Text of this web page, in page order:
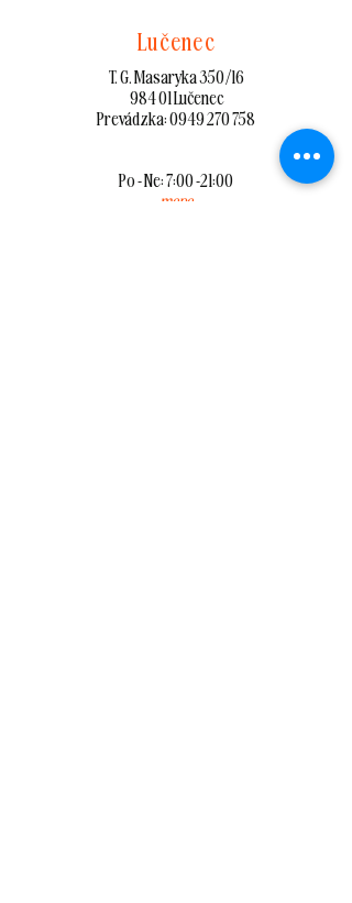
Lučenec
T. G. Masaryka 350/16
984 01 Lučenec
Prevádzka: 0949 270 758
Po - Ne: 7:00 -21:00
mapa